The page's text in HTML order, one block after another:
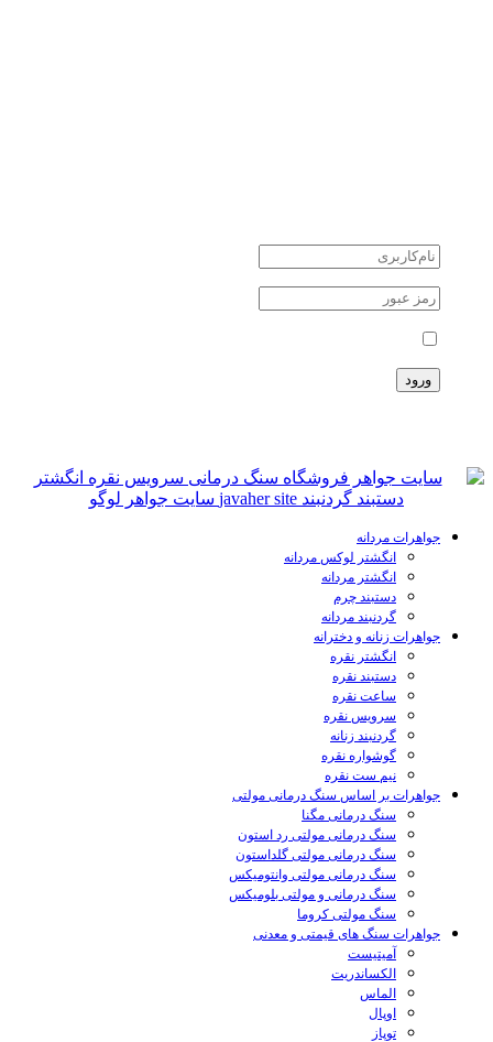
مرا بخاطر بسپار
جواهرات مردانه
انگشتر لوکس مردانه
انگشتر مردانه
دستبند چرم
گردنبند مردانه
جواهرات زنانه و دخترانه
انگشتر نقره
دستبند نقره
ساعت نقره
سرویس نقره
گردنبند زنانه
گوشواره نقره
نیم ست نقره
جواهرات بر اساس سنگ درمانی مولتی
سنگ درمانی مگنا
سنگ درمانی مولتی رد استون
سنگ درمانی مولتی گلداستون
سنگ درمانی مولتی وانتومیکس
سنگ درمانی و مولتی بلومیکس
سنگ مولتی کروما
جواهرات سنگ های قیمتی و معدنی
آمیتیست
الکساندریت
الماس
اوپال
توپاز